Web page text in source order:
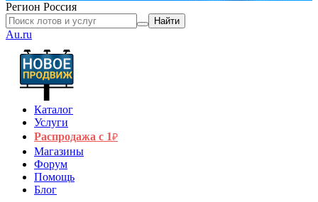
Регион Россия
Найти
Au.ru
Каталог
Услуги
Распродажа с 1₽
Магазины
Форум
Помощь
Блог